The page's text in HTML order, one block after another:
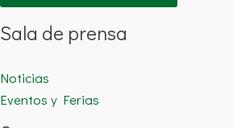
Sala de prensa
Noticias
Eventos y Ferias